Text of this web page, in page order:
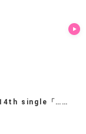
single「……